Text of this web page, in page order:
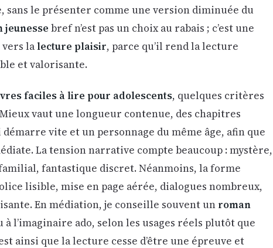
sans le présenter comme une version diminuée du
jeunesse bref n’est pas un choix au rabais ; c’est une
lalecture plaisir, parce qu’il rend la lecture
et valorisante.
faciles à lire pour adolescents, quelques critères
vaut une longueur contenue, des chapitres
vite et un personnage du même âge, afin que
La tension narrative compte beaucoup : mystère,
fantastique discret. Néanmoins, la forme
lisible, mise en page aérée, dialogues nombreux,
En médiation, je conseille souvent un roman
l’imaginaire ado, selon les usages réels plutôt que
ainsi que la lecture cesse d’être une épreuve et